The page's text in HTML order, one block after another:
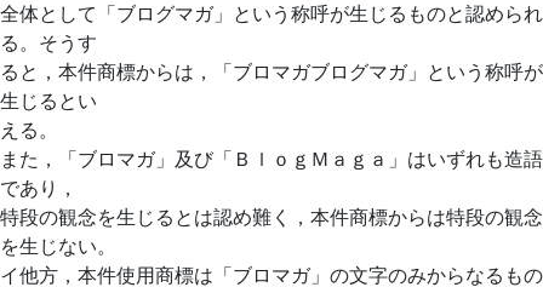
全体として「ブログマガ」という称呼が生じるものと認められ
る。そうす
ると，本件商標からは，「ブロマガブログマガ」という称呼が
生じるとい
える。
また，「ブロマガ」及び「ＢｌｏｇＭａｇａ」はいずれも造語
であり，
特段の観念を生じるとは認め難く，本件商標からは特段の観念
を生じない。
イ他方，本件使用商標は「ブロマガ」の文字のみからなるもの